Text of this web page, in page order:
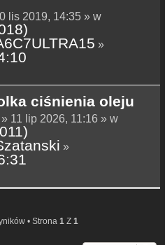
lis 2019, 14:35 » w
»
ciśnienia oleju
» 11 lip 2026, 11:16 » w
»
• Strona 1 Z 1